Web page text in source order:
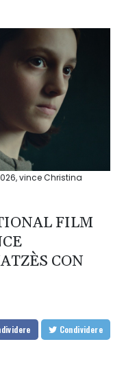
vince Christina
FILM
CON
Condividere